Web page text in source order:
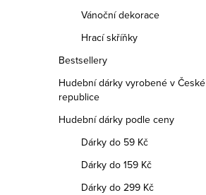
Vánoční dekorace
Hrací skříňky
Bestsellery
Hudební dárky vyrobené v České
republice
Hudební dárky podle ceny
Dárky do 59 Kč
Dárky do 159 Kč
Dárky do 299 Kč